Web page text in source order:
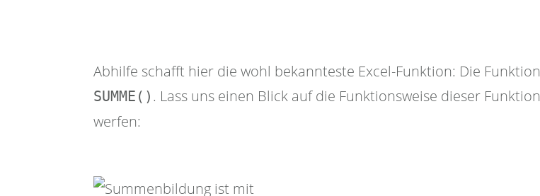
Abhilfe schafft hier die wohl bekannteste Excel-Funktion: Die Funktion
SUMME() . Lass uns einen Blick auf die Funktionsweise dieser Funktion
werfen: